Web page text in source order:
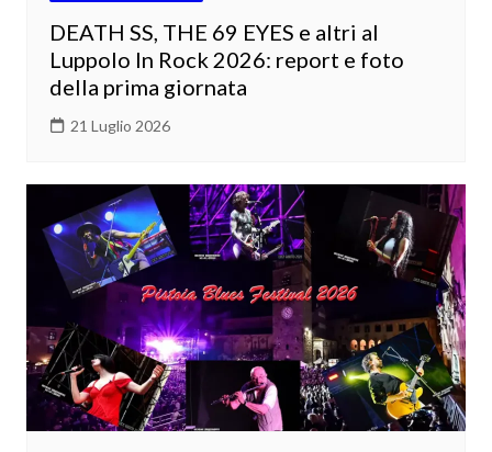
DEATH SS, THE 69 EYES e altri al
Luppolo In Rock 2026: report e foto
della prima giornata
21 Luglio 2026